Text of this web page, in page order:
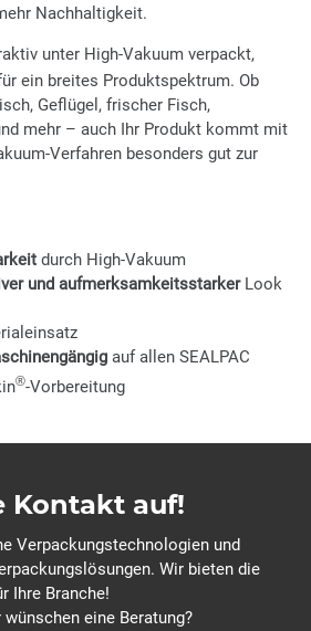
Nachhaltigkeit.
unter High-Vakuum verpackt,
ein breites Produktspektrum. Ob
Geflügel, frischer Fisch,
mehr – auch Ihr Produkt kommt mit
Verfahren besonders gut zur
durch High-Vakuum
und aufmerksamkeitsstarkerLook
auf allen SEALPAC
®-Vorbereitung
Kontakt auf!
Verpackungstechnologien und
Wir bieten die
Ihre Branche!
eine Beratung?